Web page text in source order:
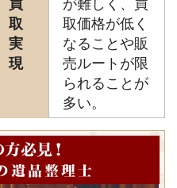
買
取
実
現
が難しく、買
取価格が低く
なることや販
売ルートが限
られることが
多い。